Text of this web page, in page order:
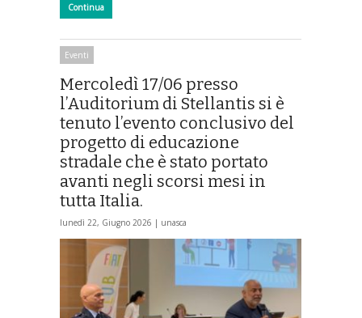
Continua
Eventi
Mercoledì 17/06 presso
l’Auditorium di Stellantis si è
tenuto l’evento conclusivo del
progetto di educazione
stradale che è stato portato
avanti negli scorsi mesi in
tutta Italia.
lunedì 22, Giugno 2026 | unasca